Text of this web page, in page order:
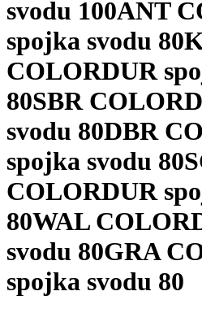
svodu 100ANT
spojka svodu 80
COLORDUR
80SBR
svodu 80DBR
spojka svodu 80
COLORDUR
80WAL
svodu 80GRA
spojka svodu 80